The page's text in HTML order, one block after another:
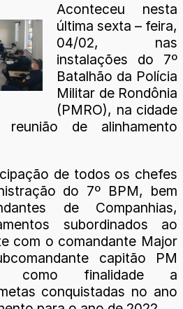
Aconteceu nesta
última sexta – feira,
04/02, nas
instalações do 7º
Batalhão da Polícia
Militar de Rondônia
(PMRO), na cidade
de alinhamento
de todos os chefes
do 7º BPM, bem
de Companhias,
subordinados ao
com o comandante Major
capitão PM
como finalidade a
conquistadas no ano